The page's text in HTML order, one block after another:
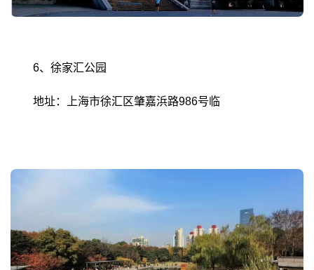
6、徐家汇公园
地址：上海市徐汇区肇嘉浜路986号临